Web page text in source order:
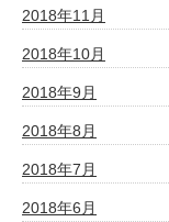
2018年11月
2018年10月
2018年9月
2018年8月
2018年7月
2018年6月